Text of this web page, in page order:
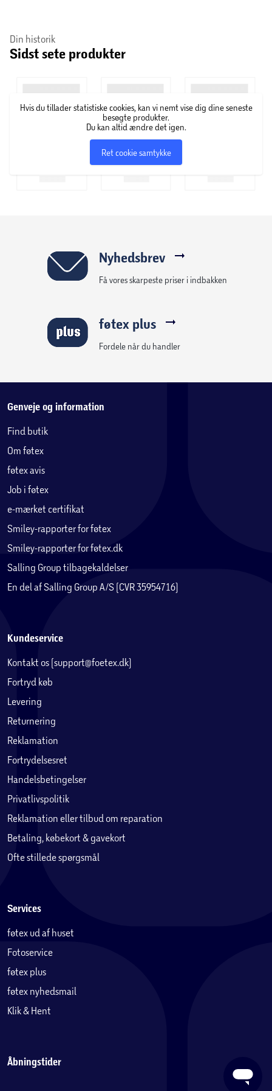
Din historik
Sidst sete produkter
Hvis du tillader statistiske cookies, kan vi nemt vise dig dine seneste
besøgte produkter.
Du kan altid ændre det igen.
Ret cookie samtykke
Nyhedsbrev
Få vores skarpeste priser i indbakken
føtex plus
Fordele når du handler
Genveje og information
Find butik
Om føtex
føtex avis
Job i føtex
e-mærket certifikat
Smiley-rapporter for føtex
Smiley-rapporter for føtex.dk
Salling Group tilbagekaldelser
En del af Salling Group A/S (CVR 35954716)
Kundeservice
Kontakt os (support@foetex.dk)
Fortryd køb
Levering
Returnering
Reklamation
Fortrydelsesret
Handelsbetingelser
Privatlivspolitik
Reklamation eller tilbud om reparation
Betaling, købekort & gavekort
Ofte stillede spørgsmål
Services
føtex ud af huset
Fotoservice
føtex plus
føtex nyhedsmail
Klik & Hent
Åbningstider